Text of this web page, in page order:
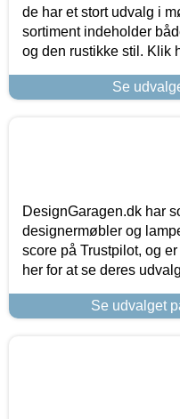
de har et stort udvalg i
sortiment indeholder
og den rustikke stil. Klik
Se
DesignGaragen.dk har
designermøbler og
score på Trustpilot, og
her for at se deres
Se udvalget